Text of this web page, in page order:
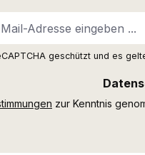
geschützt und es
zur Kenntnis